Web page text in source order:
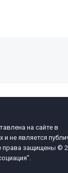
на сайте в
и не является
защищены ©